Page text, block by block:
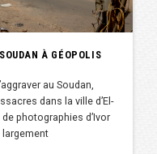
À GÉOPOLIS
au Soudan,
dans la ville d’El-
photographies d’Ivor